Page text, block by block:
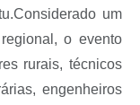
um
o evento
rurais, técnicos
engenheiros